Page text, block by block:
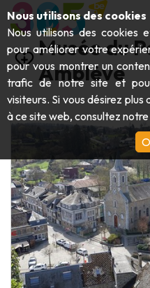
Abbayes & monuments
Art
Artisanat & savoir-faire
Châteaux, citadelles &
Folklore & histoire locale
Grottes
Jardins, parcs & sites
Parcs animaliers,
Bateaux touristiques &
Draisines & trains
Kayaks
LE TOP DES
Aller au contenu principal;
Musée du
Amblève
Nous utilisons des cookies
Nous utilisons des cookies
pour améliorer votre
pour vous montrer un
trafic de notre site et
visiteurs. Si vous désirez plus
à ce site web, consultez notre